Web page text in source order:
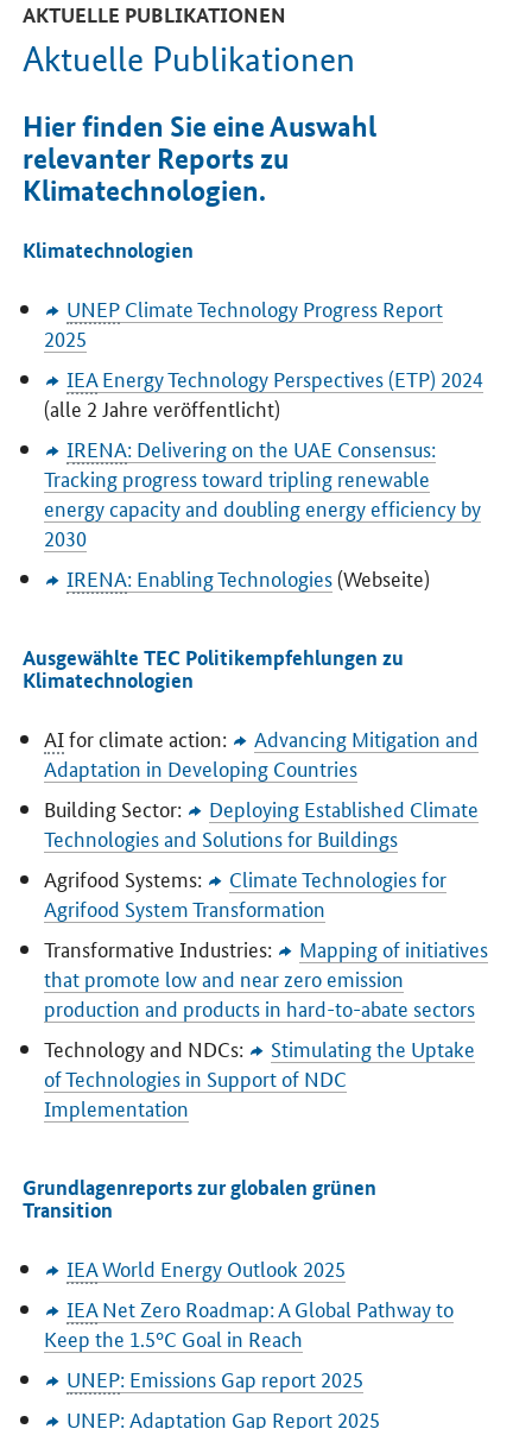
AKTUELLE PUBLIKATIONEN
Aktuelle Publikationen
Hier finden Sie eine Auswahl
relevanter Reports zu
Klimatechnologien.
Klimatechnologien
UNEP Climate Technology Progress Report
2025
IEA Energy Technology Perspectives(ETP) 2024
(alle 2 Jahre veröffentlicht)
IRENA: Delivering on the UAE Consensus:
Tracking progress toward tripling renewable
energy capacity and doubling energy efficiency by
2030
IRENA: Enabling Technologies(Webseite)
Ausgewählte TEC Politikempfehlungen zu
Klimatechnologien
AIfor climate action:
Advancing Mitigation and
Adaptation in Developing Countries
Building Sector:
Deploying Established Climate
Technologies and Solutions for Buildings
Agrifood Systems:
Climate Technologies for
Agrifood System Transformation
Transformative Industries:
Mapping of initiatives
that promote low and near zero emission
production and products in hard-to-abate sectors
Technology and NDCs:
Stimulating the Uptake
of Technologies in Support of NDC
Implementation
Grundlagenreports zur globalen grünen
Transition
IEAWorld Energy Outlook 2025
IEA Net Zero Roadmap: A Global Pathway to
Keep the 1.5°C Goal in Reach
UNEP: Emissions Gap report2025
UNEP: Adaptation Gap Report2025